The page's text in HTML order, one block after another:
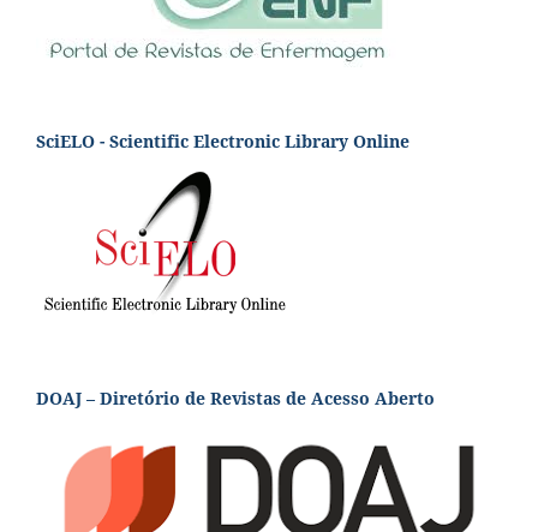
SciELO - Scientific Electronic Library Online
DOAJ – Diretório de Revistas de Acesso Aberto